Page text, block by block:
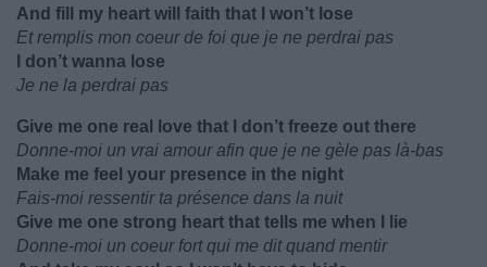
And fill my heart will faith that I won’t lose
Et remplis mon coeur de foi que je ne perdrai pas
I don’t wanna lose
Je ne la perdrai pas
Give me one real love that I don’t freeze out there
Donne-moi un vrai amour afin que je ne gèle pas là-bas
Make me feel your presence in the night
Fais-moi ressentir ta présence dans la nuit
Give me one strong heart that tells me when I lie
Donne-moi un coeur fort qui me dit quand mentir